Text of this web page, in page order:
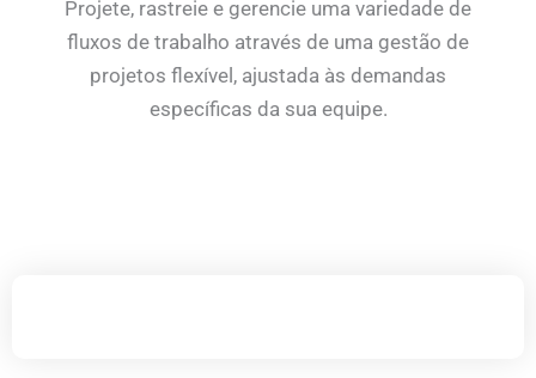
Projete, rastreie e gerencie uma variedade de
fluxos de trabalho através de uma gestão de
projetos flexível, ajustada às demandas
específicas da sua equipe.